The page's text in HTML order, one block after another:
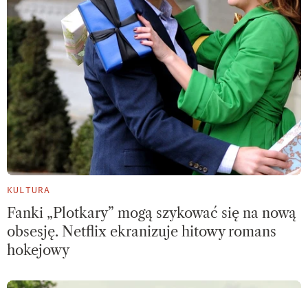
KULTURA
Fanki „Plotkary” mogą szykować się na nową
obsesję. Netflix ekranizuje hitowy romans
hokejowy